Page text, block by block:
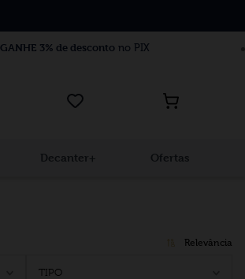
GANHE 3% de descontono PIX
Decanter+ Ofertas
Relevância
TIPO